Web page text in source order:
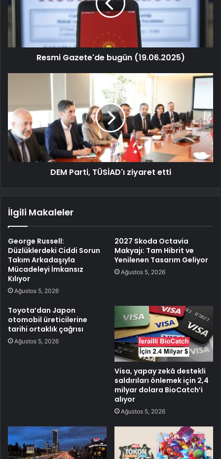
Resmi Gazete'de bugün (19.06.2025)
DEM Parti, TÜSİAD'ı ziyaret etti
İlgili Makaleler
George Russell:
Düzlüklerdeki Ciddi Sorun
Takım Arkadaşıyla
Mücadeleyi İmkansız
Kılıyor
Ağustos 5, 2026
2027 Skoda Octavia
Makyajı: Tam Hibrit ve
Yenilenen Tasarım Geliyor
Ağustos 5, 2026
Toyota’dan Japon
otomobil üreticilerine
tarihi ortaklık çağrısı
Ağustos 5, 2026
Visa, yapay zekâ destekli
saldırıları önlemek için 2,4
milyar dolara BioCatch’i
alıyor
Ağustos 5, 2026